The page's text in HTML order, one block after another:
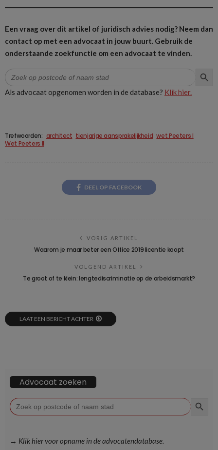
Een vraag over dit artikel of juridisch advies nodig? Neem dan
contact op met een advocaat in jouw buurt. Gebruik de
onderstaande zoekfunctie om een advocaat te vinden.
Zoek
naar:
Als advocaat opgenomen worden in de database? Klik hier.
Trefwoorden: architect tienjarige aansprakelijkheid wet Peeters I
Wet Peeters II
DEEL OP FACEBOOK
VORIG ARTIKEL
Waarom je maar beter een Office 2019 licentie koopt
VOLGEND ARTIKEL
Te groot of te klein: lengtediscriminatie op de arbeidsmarkt?
LAAT EEN BERICHT ACHTER
Advocaat zoeken
Zoek
naar:
→ Klik hier voor opname in de advocatendatabase.